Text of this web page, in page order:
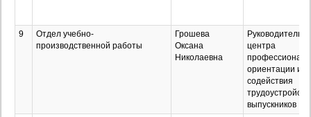
9
Отдел учебно-
производственной работы
Грошева
Оксана
Николаевна
Руководитель
центра
ориентации и
содействия
выпускников